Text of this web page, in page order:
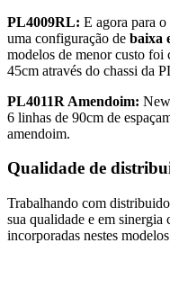
PL4009RL: E agora para
uma configuração de baixa
modelos de menor custo
45cm através do chassi da
PL4011R Amendoim:
6 linhas de 90cm de
amendoim.
Qualidade de
Trabalhando com
sua qualidade e em sinergia
incorporadas nestes